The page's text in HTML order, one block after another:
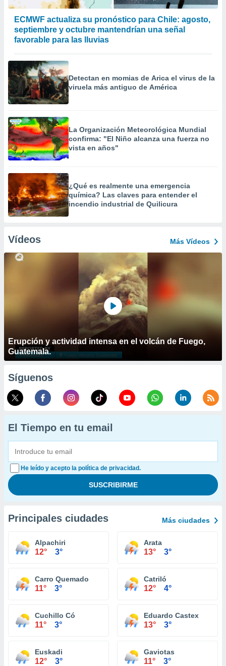
ECMWF actualiza su pronóstico para Chile: agosto,
septiembre y octubre mantendrían una señal
favorable para las lluvias
Detectan en momias de Arica el virus de la
viruela más antiguo de América
La Organización Meteorológica Mundial
confirma: "El Niño alcanza una fuerza no
vista en años"
¿Qué es realmente una emergencia
química? Las claves para entender el
incendio industrial de Quilicura
Vídeos Más Vídeos
Erupción y actividad intensa en el volcán de Fuego,
Guatemala.
Síguenos
El Tiempo en tu email
He leído y acepto la política de privacidad.
Principales ciudades Más ciudades
Alpachiri
12° 3°
Arata
13° 3°
Carro Quemado
11° 3°
Catriló
12° 4°
Cuchillo Có
11° 3°
Eduardo Castex
13° 3°
Euskadi
12° 3°
Gaviotas
11° 3°